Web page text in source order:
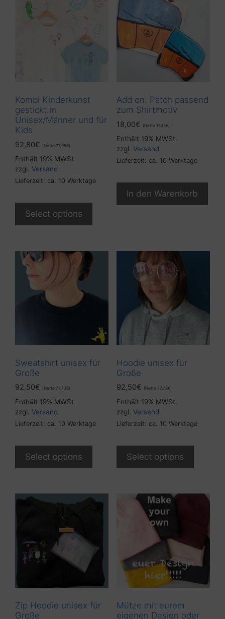
Kombi Kinderkunst
gestickt in
Unisex/Männer und für
Kids
92,80€ (Netto 77,98€)
Enthält 19% MWSt.
zzgl. Versand
Lieferzeit: ca. 10 Werktage
Select options
Add on: Patch passend
zum Shirtmotiv
18,00€ (Netto 15,13€)
Enthält 19% MWSt.
zzgl. Versand
Lieferzeit: ca. 10 Werktage
In den Warenkorb
Sweatshirt unisex für
Große
92,50€ (Netto 77,73€)
Enthält 19% MWSt.
zzgl. Versand
Lieferzeit: ca. 10 Werktage
Select options
Hoodie unisex für
Große
92,50€ (Netto 77,73€)
Enthält 19% MWSt.
zzgl. Versand
Lieferzeit: ca. 10 Werktage
Select options
Zip Hoodie unisex für
Große
Mütze mit eurem
eigenen Design oder